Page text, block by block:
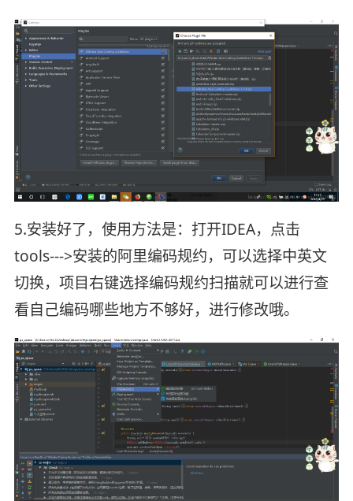
5.安装好了，使用方法是：打开IDEA，点击
tools--->安装的阿里编码规约，可以选择中英文
切换，项目右键选择编码规约扫描就可以进行查
看自己编码哪些地方不够好，进行修改哦。